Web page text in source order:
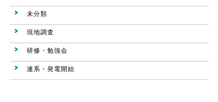
未分類
現地調査
研修・勉強会
連系・発電開始